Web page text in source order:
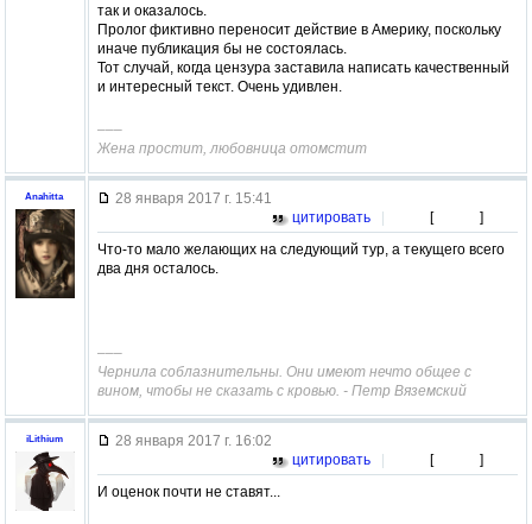
так и оказалось.
Пролог фиктивно переносит действие в Америку, поскольку
иначе публикация бы не состоялась.
Тот случай, когда цензура заставила написать качественный
и интересный текст. Очень удивлен.
–––
Жена простит, любовница отомстит
Anahitta
28 января 2017 г. 15:41
цитировать
| [
]
Что-то мало желающих на следующий тур, а текущего всего
два дня осталось.
–––
Чернила соблазнительны. Они имеют нечто общее с
вином, чтобы не сказать с кровью. - Петр Вяземский
iLithium
28 января 2017 г. 16:02
цитировать
| [
]
И оценок почти не ставят...